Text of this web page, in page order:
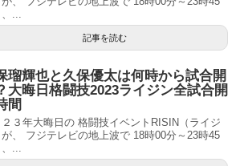
...
記事を読む
瑠輝也と久保優太は何時から試合開
大晦日格闘技2023ライジン全試合開
間
２３年大晦日の 格闘技イベントRISIN（ライジ
が、 フジテレビの地上波で 18時00分～23時45
...